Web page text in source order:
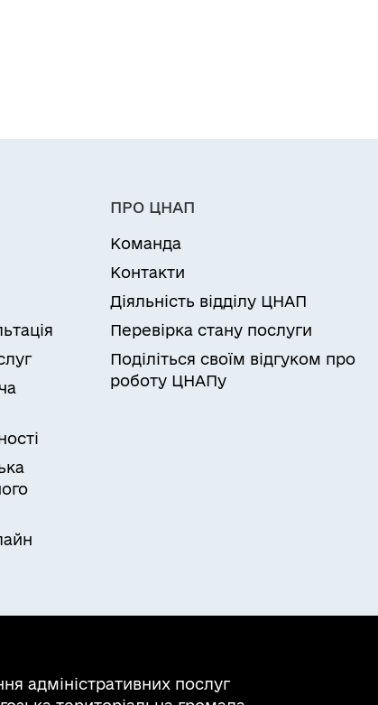
ПРО ЦНАП
Команда
Контакти
Діяльність відділу ЦНАП
Перевірка стану послуги
Поділіться своїм відгуком про
роботу ЦНАПу
адміністративних послуг